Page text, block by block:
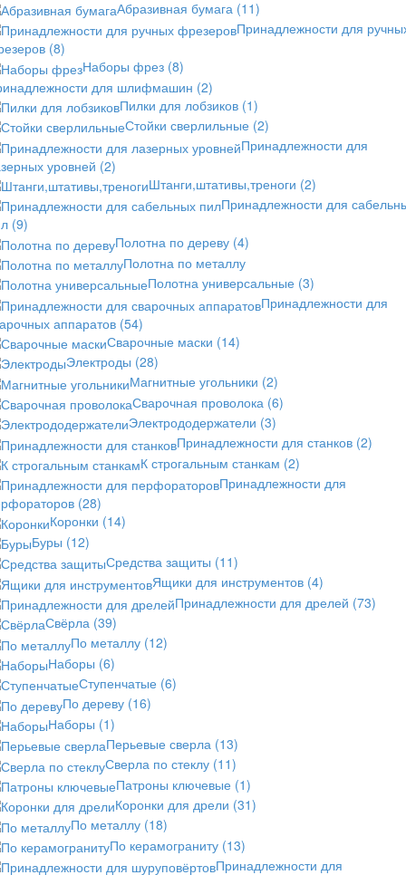
Абразивная бумага (11)
Принадлежности для
(8)
Наборы фрез (8)
для шлифмашин (2)
Пилки для лобзиков (1)
Стойки сверлильные (2)
Принадлежности для
уровней (2)
Штанги,штативы,треноги (2)
Принадлежности для
(9)
Полотна по дереву (4)
Полотна по металлу
Полотна универсальные (3)
Принадлежности для
аппаратов (54)
Сварочные маски (14)
Электроды (28)
Магнитные угольники (2)
Сварочная проволока (6)
Электрододержатели (3)
Принадлежности для станков (2)
К строгальным станкам (2)
Принадлежности для
(28)
Коронки (14)
Буры (12)
Средства защиты (11)
Ящики для инструментов (4)
Принадлежности для дрелей (73)
Свёрла (39)
По металлу (12)
Наборы (6)
Ступенчатые (6)
По дереву (16)
Наборы (1)
Перьевые сверла (13)
Сверла по стеклу (11)
Патроны ключевые (1)
Коронки для дрели (31)
По металлу (18)
По керамограниту (13)
Принадлежности для